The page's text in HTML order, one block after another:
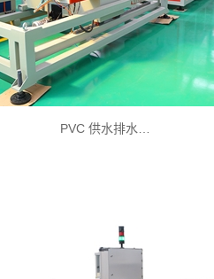
PVC 供水排水…